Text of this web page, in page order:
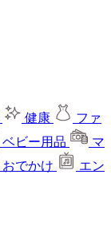
健康
ファ
ベビー用品
マ
おでかけ
エン